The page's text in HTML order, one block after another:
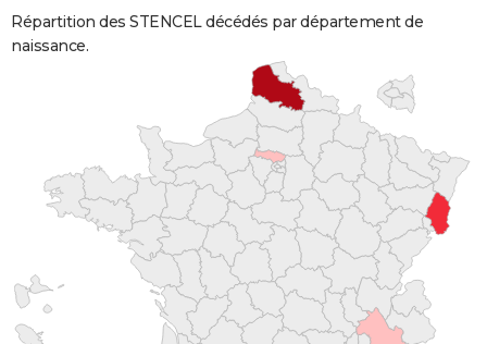
Répartition des STENCEL décédés par département de
naissance.